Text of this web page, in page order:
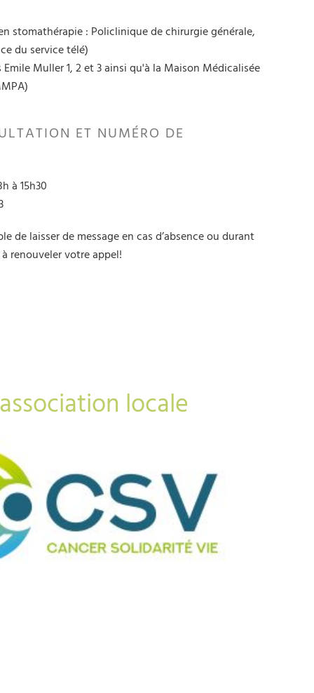
stomathérapie : Policlinique de chirurgie générale,
du service télé)
Muller 1, 2 et 3 ainsi qu'à la Maison Médicalisée
ET NUMÉRO DE
à 15h30
de laisser de message en cas d’absence ou durant
renouveler votre appel!
locale
URILCO 68